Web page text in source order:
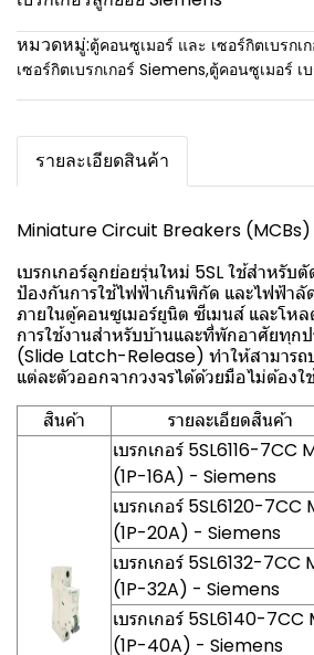
หมวดหมู่:ตู้คอนซูเมอร์ และ เซอร์กิตเบรกเ
เซอร์กิตเบรกเกอร์ Siemens,ตู้คอนซูเมอร์ เ
รายละเอียดสินค้า
Miniature Circuit Breakers (MCBs)
เบรกเกอร์ลูกย่อยรุ่นใหม่ 5SL ใช้สำหรับ
ป้องกันการใช้ไฟฟ้าเกินพิกัด และไฟฟ้าลั
ภายในตู้คอนซูเมอร์ยูนิต ซีเมนส์ และโหล
การใช้งานสำหรับบ้านและที่พักอาศัยทุกป
(Slide Latch-Release) ทำให้สามารถ
แต่ละตัวออกจากวงจรได้ด้วยมือไม่ต้อง
สินค้า
รายละเอียดสินค้า
เบรกเกอร์ 5SL6116-7CC
(1P-16A) - Siemens
เบรกเกอร์ 5SL6120-7CC
(1P-20A) - Siemens
เบรกเกอร์ 5SL6132-7CC
(1P-32A) - Siemens
เบรกเกอร์ 5SL6140-7CC
(1P-40A) - Siemens